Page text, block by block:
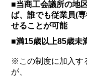
■当商工会議所の地
ば、誰でも従業員(
せることが可能
■満15歳以上85歳未
※この制度に加入す
が、